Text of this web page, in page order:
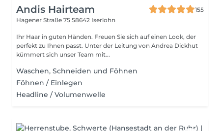
Andis Hairteam
155
Hagener Straße 75 58642 Iserlohn
Ihr Haar in guten Händen. Freuen Sie sich auf einen Look, der
perfekt zu Ihnen passt. Unter der Leitung von Andrea Dickhut
kümmert sich unser Team mit...
Waschen, Schneiden und Föhnen
Föhnen / Einlegen
Headline / Volumenwelle